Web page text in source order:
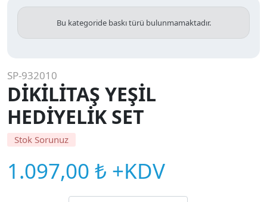
Bu kategoride baskı türü bulunmamaktadır.
SP-932010
DİKİLİTAŞ YEŞİL
HEDİYELİK SET
Stok Sorunuz
1.097,00 ₺ +KDV